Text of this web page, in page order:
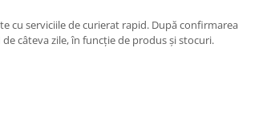
cu serviciile de curierat rapid. După confirmarea
câteva zile, în funcție de produs și stocuri.